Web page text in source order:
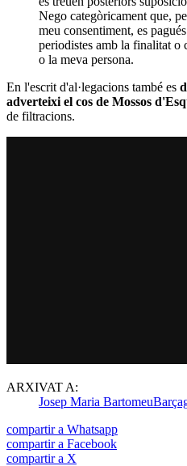
Nego categòricament que,
meu consentiment, es
periodistes amb la finalitat o
o la meva persona.
En l'escrit d'al·legacions també es
adverteixi el cos de Mossos
de filtracions.
ARXIVAT A:
Josep Maria Bartomeu
compartir a Whatsapp
compartir a Facebook
compartir a X